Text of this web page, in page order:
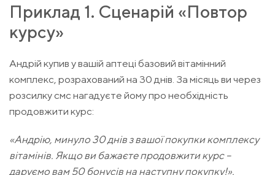
Приклад 1. Сценарій «Повтор
курсу»
Андрій купив у вашій аптеці базовий вітамінний
комплекс, розрахований на 30 днів. За місяць ви через
розсилку смс нагадуєте йому про необхідність
продовжити курс:
«Андрію, минуло 30 днів з вашої покупки комплексу
вітамінів. Якщо ви бажаєте продовжити курс –
даруємо вам 50 бонусів на наступну покупку!».